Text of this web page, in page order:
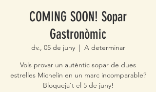
COMING SOON! Sopar
Gastronòmic
dv., 05 de juny
  |
A determinar
Vols provar un autèntic sopar de dues
estrelles Michelin en un marc incomparable?
Bloqueja't el 5 de juny!